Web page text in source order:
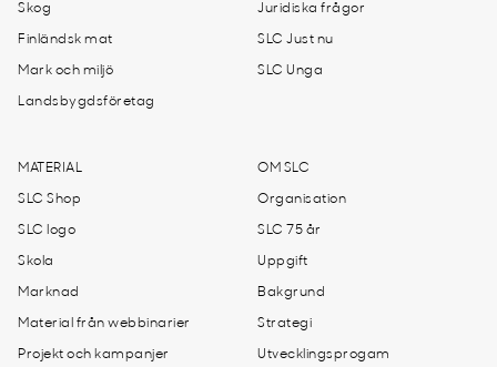
Skog
Finländsk mat
Mark och miljö
Landsbygdsföretag
Juridiska frågor
SLC Just nu
SLC Unga
MATERIAL
SLC Shop
SLC logo
Skola
Marknad
Material från webbinarier
Projekt och kampanjer
OM SLC
Organisation
SLC 75 år
Uppgift
Bakgrund
Strategi
Utvecklingsprogam